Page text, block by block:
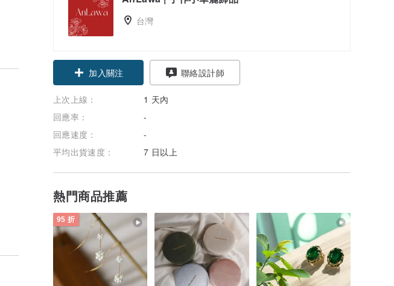
台灣
加入關注 聯絡設計師
上次上線：
1 天內
回應率：
-
回應速度：
-
平均出貨速度：
7 日以上
熱門商品推薦
95 折